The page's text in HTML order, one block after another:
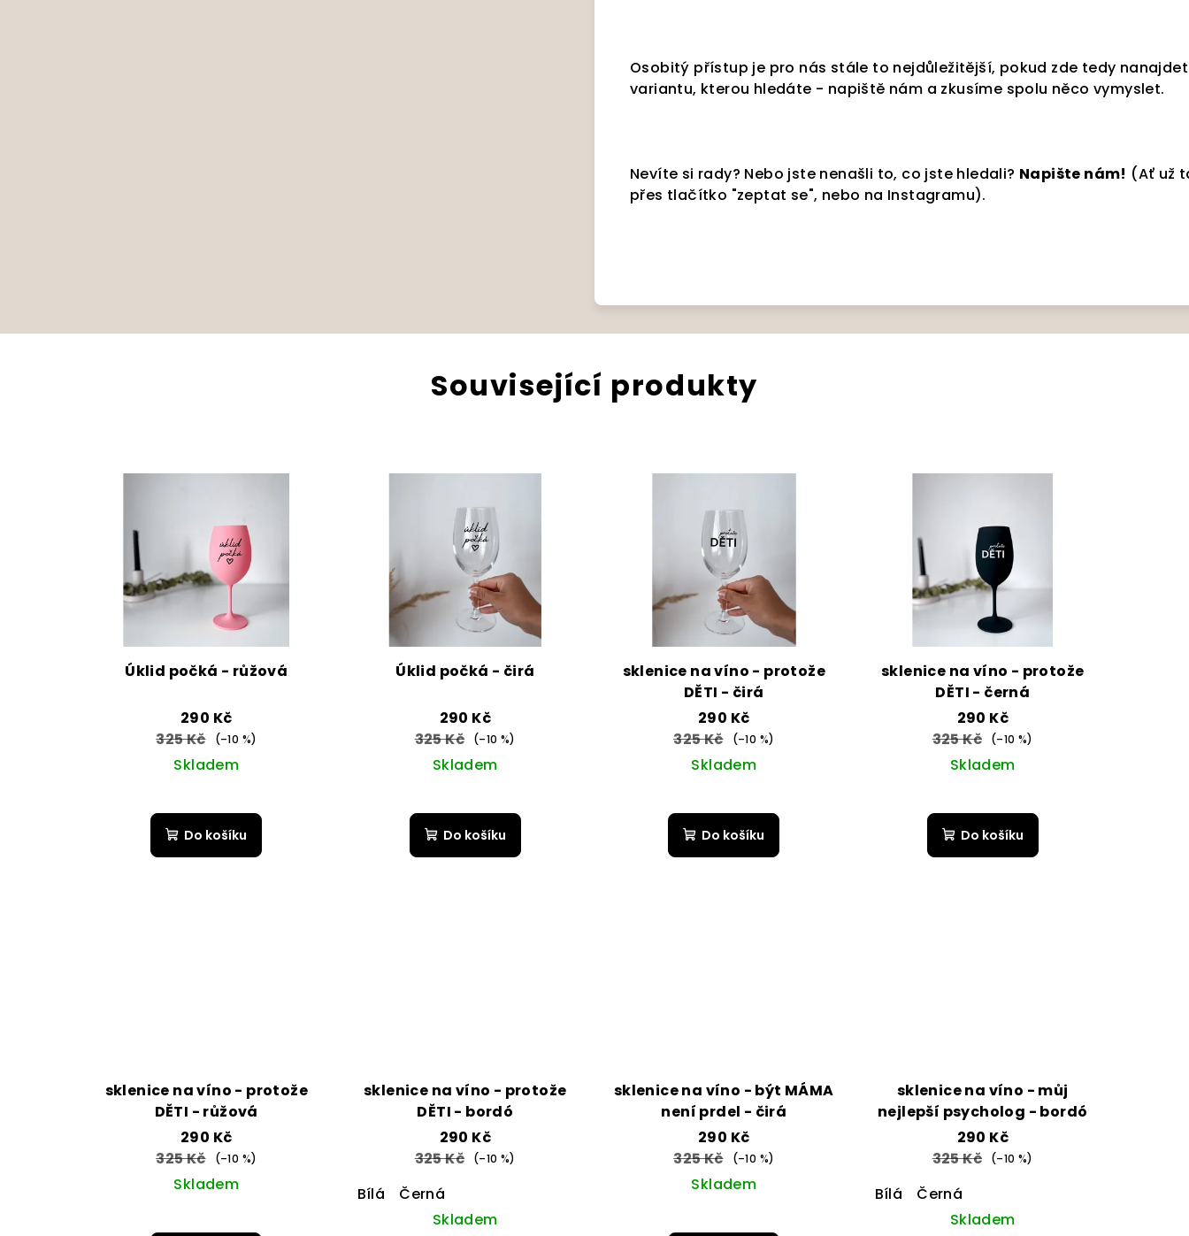
Osobitý přístup je pro nás stále to nejdůležitější, pokud zde tedy
variantu, kterou hledáte - napiště nám a zkusíme spolu něco vymyslet.
Nevíte si rady? Nebo jste nenašli to, co jste hledali? Napište nám! (Ať už
přes tlačítko "zeptat se", nebo na Instagramu).
Související produkty
Úklid počká - růžová
290 Kč
325 Kč
(–10 %)
Skladem
hodnocení
produktu
je
Do košíku
Úklid počká - čirá
290 Kč
325 Kč
(–10 %)
Skladem
Do košíku
sklenice na víno - protože
DĚTI - čirá
290 Kč
325 Kč
(–10 %)
Skladem
Do košíku
sklenice na víno - protože
DĚTI - černá
290 Kč
325 Kč
(–10 %)
Skladem
hodnocení
produktu
je
Do košíku
sklenice na víno - protože
DĚTI - růžová
290 Kč
325 Kč
(–10 %)
Skladem
sklenice na víno - protože
DĚTI - bordó
290 Kč
325 Kč
(–10 %)
Bílá
Černá
Skladem
sklenice na víno - být MÁMA
není prdel - čirá
290 Kč
325 Kč
(–10 %)
Skladem
sklenice na víno - můj
nejlepší psycholog - bordó
290 Kč
325 Kč
(–10 %)
Bílá
Černá
Skladem